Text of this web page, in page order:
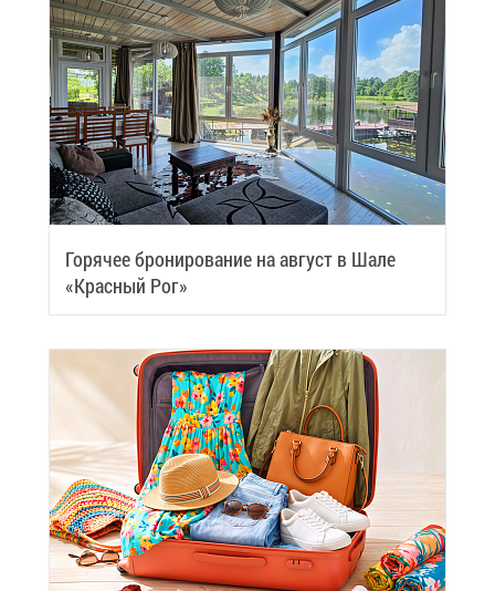
Го­ря­чее бро­ни­ро­ва­ние на ав­густ в Ша­ле
«Крас­ный Рог»